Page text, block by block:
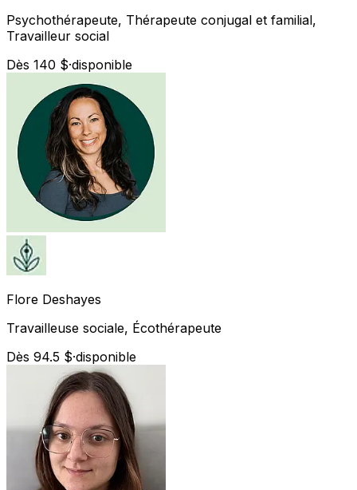
Psychothérapeute, Thérapeute conjugal et familial,
Travailleur social
Dès 140 $·disponible
Flore Deshayes
Travailleuse sociale, Écothérapeute
Dès 94.5 $·disponible